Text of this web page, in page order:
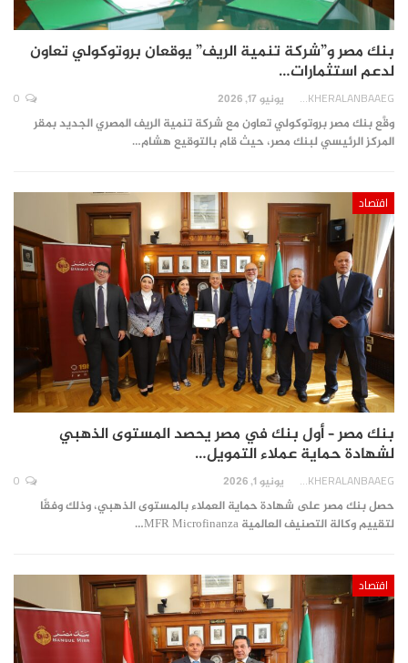
بنك مصر و”شركة تنمية الريف” يوقعان بروتوكولي تعاون
لدعم استثمارات…
AKHERALANBAAEG يونيو 17, 2026
وقَّع بنك مصر بروتوكولي تعاون مع شركة تنمية الريف المصري الجديد بمقر
المركز الرئيسي لبنك مصر، حيث قام بالتوقيع هشام…
اقتصاد
بنك مصر – أول بنك في مصر يحصد المستوى الذهبي
لشهادة حماية عملاء التمويل…
AKHERALANBAAEG يونيو 1, 2026
حصل بنك مصر على شهادة حماية العملاء بالمستوى الذهبي، وذلك وفقًا
لتقييم وكالة التصنيف العالمية MFR Microfinanza…
اقتصاد